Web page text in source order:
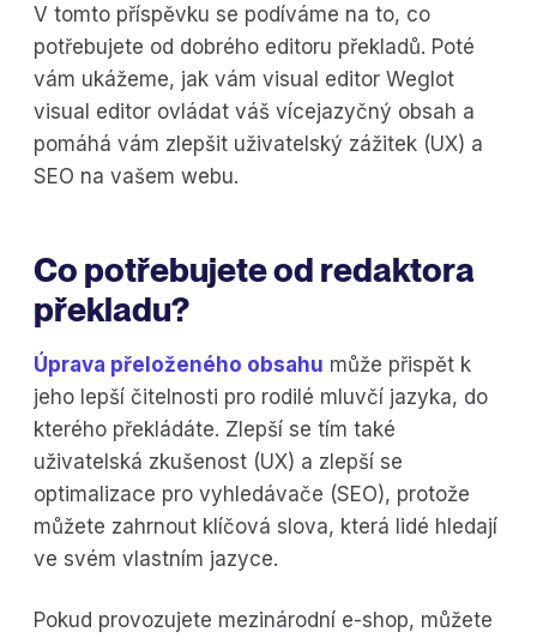
V tomto příspěvku se podíváme na to, co
potřebujete od dobrého editoru překladů. Poté
vám ukážeme, jak vám visual editor Weglot
visual editor ovládat váš vícejazyčný obsah a
pomáhá vám zlepšit uživatelský zážitek (UX) a
SEO na vašem webu.
Co potřebujete od redaktora
překladu?
Úprava přeloženého obsahu může přispět k
jeho lepší čitelnosti pro rodilé mluvčí jazyka, do
kterého překládáte. Zlepší se tím také
uživatelská zkušenost (UX) a zlepší se
optimalizace pro vyhledávače (SEO), protože
můžete zahrnout klíčová slova, která lidé hledají
ve svém vlastním jazyce.
Pokud provozujete mezinárodní e-shop, můžete